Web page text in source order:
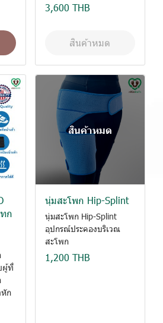
3,600 THB
สินค้าหมด
ก
ผู้ที่
หัก
สินค้าหมด
นุ่มสะโพก Hip-Splint
นุ่มสะโพก Hip-Splint
อุปกรณ์ประคองบริเวณ
สะโพก
1,200 THB